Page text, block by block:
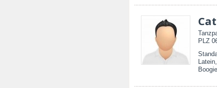
PLZ